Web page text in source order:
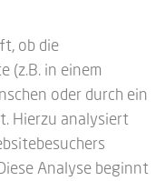
ob die
(z.B. in einem
oder durch ein
Hierzu analysiert
Analyse beginnt